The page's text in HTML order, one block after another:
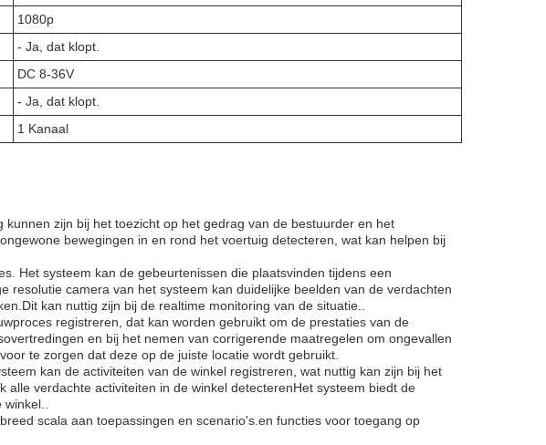
1080p
- Ja, dat klopt.
DC 8-36V
- Ja, dat klopt.
1 Kanaal
zijn bij het toezicht op het gedrag van de bestuurder en het
bewegingen in en rond het voertuig detecteren, wat kan helpen bij
Het systeem kan de gebeurtenissen die plaatsvinden tijdens een
camera van het systeem kan duidelijke beelden van de verdachten
kan nuttig zijn bij de realtime monitoring van de situatie..
registreren, dat kan worden gebruikt om de prestaties van de
en bij het nemen van corrigerende maatregelen om ongevallen
te zorgen dat deze op de juiste locatie wordt gebruikt.
kan de activiteiten van de winkel registreren, wat nuttig kan zijn bij het
verdachte activiteiten in de winkel detecterenHet systeem biedt de
scala aan toepassingen en scenario's.en functies voor toegang op